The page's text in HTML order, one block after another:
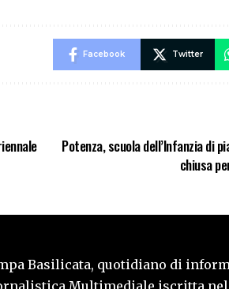
Facebook Twitter
Potenza, scuola dell’Infanzia di
chiusa
Basilicata, quotidiano di
Multimediale iscritta